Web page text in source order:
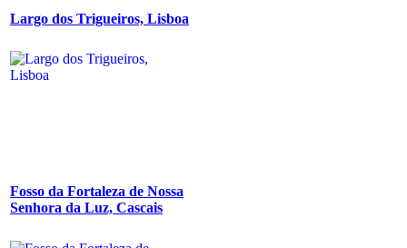
Largo dos Trigueiros, Lisboa
Fosso da Fortaleza de Nossa
Senhora da Luz, Cascais